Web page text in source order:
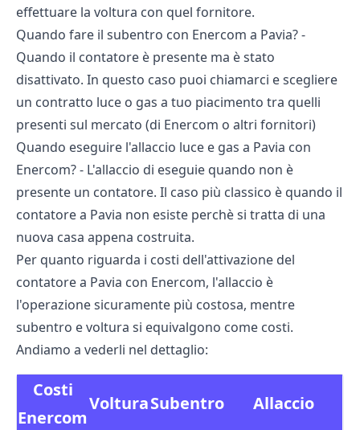
effettuare la voltura con quel fornitore.
Quando fare il subentro con Enercom a Pavia? -
Quando il contatore è presente ma è stato
disattivato. In questo caso puoi chiamarci e scegliere
un contratto luce o gas a tuo piacimento tra quelli
presenti sul mercato (di Enercom o altri fornitori)
Quando eseguire l'allaccio luce e gas a Pavia con
Enercom? - L'allaccio di eseguie quando non è
presente un contatore. Il caso più classico è quando il
contatore a Pavia non esiste perchè si tratta di una
nuova casa appena costruita.
Per quanto riguarda i costi dell'attivazione del
contatore a Pavia con Enercom, l'allaccio è
l'operazione sicuramente più costosa, mentre
subentro e voltura si equivalgono come costi.
Andiamo a vederli nel dettaglio:
Costi
Enercom
VolturaSubentro Allaccio